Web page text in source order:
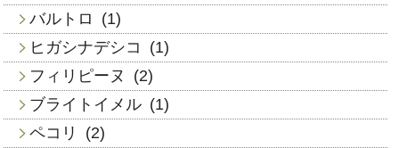
バルトロ
(1)
ヒガシナデシコ
(1)
フィリピーヌ
(2)
ブライトイメル (1)
ペコリ
(2)